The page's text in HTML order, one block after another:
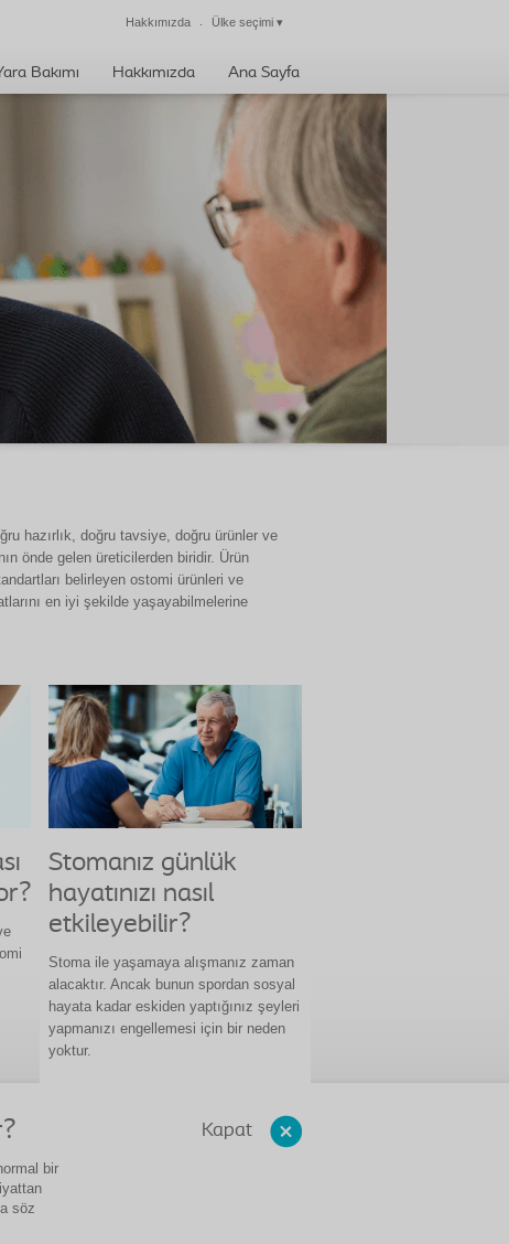
Kapat
Hakkımızda Ülke seçimi ▾
Bakımı Hakkımızda Ana Sayfa
hazırlık, doğru tavsiye, doğru ürünler ve
önde gelen üreticilerden biridir. Ürün
belirleyen ostomi ürünleri ve
en iyi şekilde yaşayabilmelerine
Stomanız günlük
hayatınızı nasıl
etkileyebilir?
Stoma ile yaşamaya alışmanız zaman
alacaktır. Ancak bunun spordan sosyal
hayata kadar eskiden yaptığınız şeyleri
yapmanızı engellemesi için bir neden
yoktur.
Kapat
bir
söz